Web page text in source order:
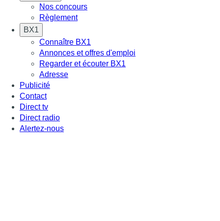
Nos concours
Règlement
BX1
Connaître BX1
Annonces et offres d'emploi
Regarder et écouter BX1
Adresse
Publicité
Contact
Direct tv
Direct radio
Alertez-nous